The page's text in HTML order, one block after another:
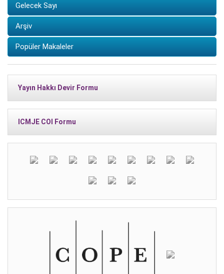
Gelecek Sayı
Arşiv
Popüler Makaleler
Yayın Hakkı Devir Formu
ICMJE COI Formu